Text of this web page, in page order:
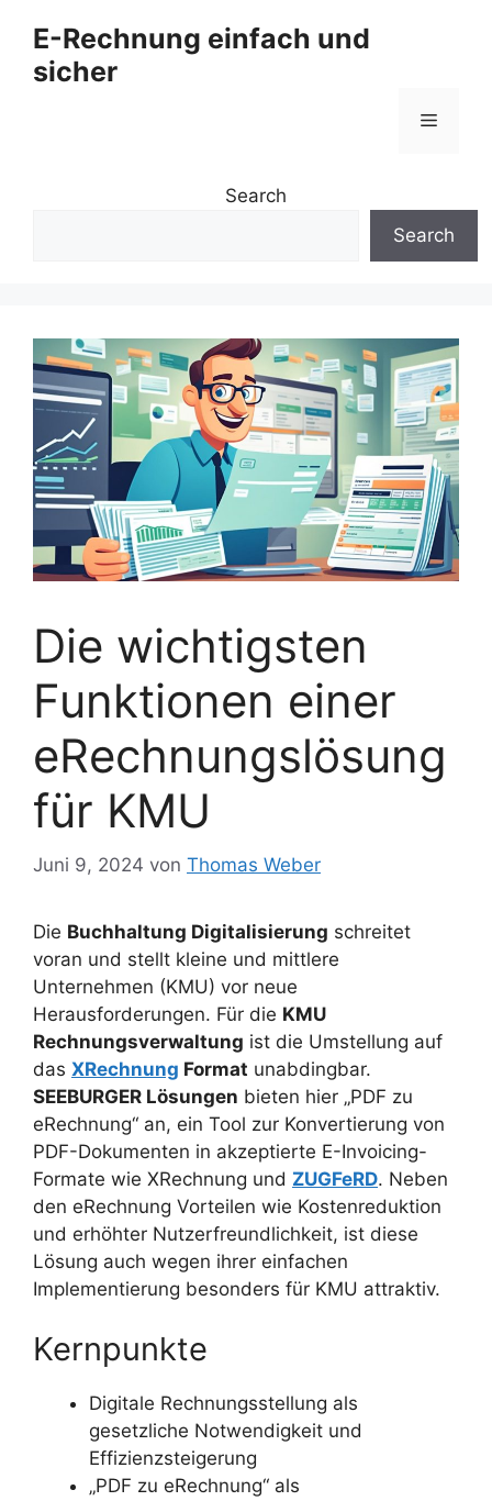
Inhalt
springen
E-Rechnung einfach und
sicher
Menü
Search
Search
Die wichtigsten
Funktionen einer
eRechnungslösung
für KMU
Juni 9, 2024 von Thomas Weber
Die Buchhaltung Digitalisierung schreitet
voran und stellt kleine und mittlere
Unternehmen (KMU) vor neue
Herausforderungen. Für die KMU
Rechnungsverwaltung ist die Umstellung auf
das XRechnung Format unabdingbar.
SEEBURGER Lösungen bieten hier „PDF zu
eRechnung“ an, ein Tool zur Konvertierung von
PDF-Dokumenten in akzeptierte E-Invoicing-
Formate wie XRechnung und ZUGFeRD. Neben
den eRechnung Vorteilen wie Kostenreduktion
und erhöhter Nutzerfreundlichkeit, ist diese
Lösung auch wegen ihrer einfachen
Implementierung besonders für KMU attraktiv.
Kernpunkte
Digitale Rechnungsstellung als
gesetzliche Notwendigkeit und
Effizienzsteigerung
„PDF zu eRechnung“ als